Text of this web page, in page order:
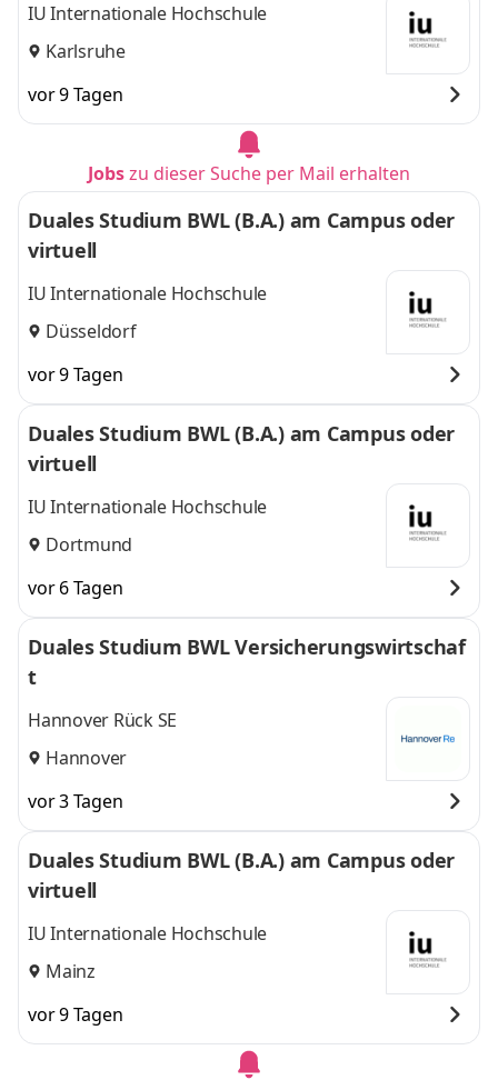
IU Internationale Hochschule
Karlsruhe
vor 9 Tagen
Jobszu dieser Suche per Mail erhalten
Duales Studium BWL (B.A.) am Campus oder
virtuell
IU Internationale Hochschule
Düsseldorf
vor 9 Tagen
Duales Studium BWL (B.A.) am Campus oder
virtuell
IU Internationale Hochschule
Dortmund
vor 6 Tagen
Duales Studium BWL Versicherungswirtschaf
t
Hannover Rück SE
Hannover
vor 3 Tagen
Duales Studium BWL (B.A.) am Campus oder
virtuell
IU Internationale Hochschule
Mainz
vor 9 Tagen